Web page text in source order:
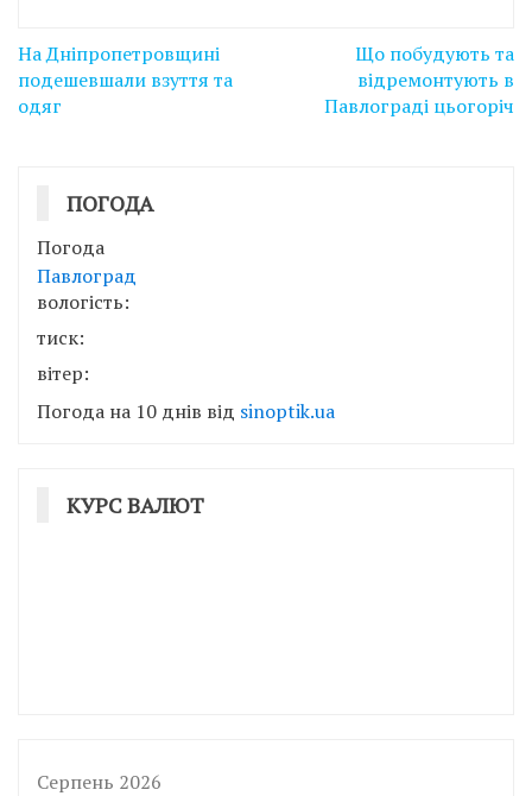
Навігація
записів
На Дніпропетровщині
подешевшали взуття та
одяг
Що побудують та
відремонтують в
Павлограді цьогоріч
ПОГОДА
Погода
Павлоград
вологість:
тиск:
вітер:
Погода на 10 днів від sinoptik.ua
КУРС ВАЛЮТ
Серпень 2026